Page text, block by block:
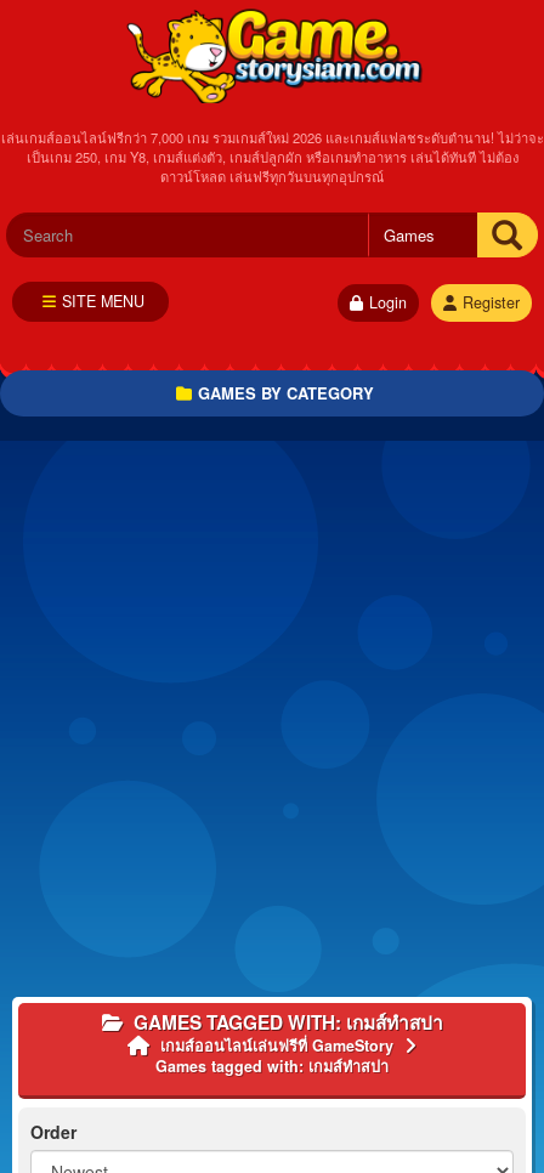
เล่นเกมส์ออนไลน์ฟรีกว่า 7,000 เกม รวมเกมส์ใหม่ 2026 และเกมส์แฟลชระดับตำนาน! ไม่ว่าจะ
เป็นเกม 250, เกม Y8, เกมส์แต่งตัว, เกมส์ปลูกผัก หรือเกมทำอาหาร เล่นได้ทันที ไม่ต้อง
ดาวน์โหลด เล่นฟรีทุกวันบนทุกอุปกรณ์
Register
Login
SITE MENU
GAMES BY CATEGORY
GAMES TAGGED WITH: เกมส์ทำสปา
เกมส์ออนไลน์เล่นฟรีที่ GameStory
Games tagged with: เกมส์ทำสปา
Order